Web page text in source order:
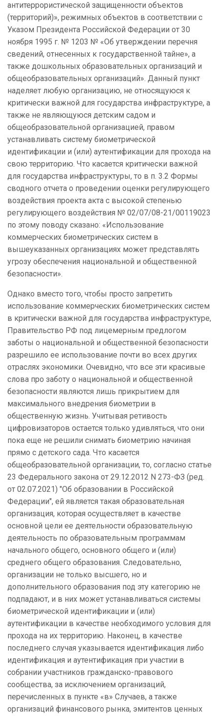
антитеррористической защищенности объектов
(территорий)», режимных объектов в соответствии с
Указом Президента Российской Федерации от 30
ноября 1995 г. № 1203 № «Об утверждении перечня
сведений, отнесенных к государственной тайне», а
также дошкольных образовательных организаций и
общеобразовательных организаций». Данный пункт
наделяет любую организацию, не относящуюся к
критически важной для государства инфраструктуре, а
также не являющуюся детским садом и
общеобразовательной организацией, правом
устанавливать систему биометрической
идентификации и (или) аутентификации для прохода на
свою территорию. Что касается критически важной
для государства инфраструктуры, то в п. 3.2 Формы
сводного отчета о проведении оценки регулирующего
воздействия проекта акта с высокой степенью
регулирующего воздействия № 02/07/08-21/00119023
по этому поводу сказано: «Использование
коммерческих биометрических систем в
вышеуказанных организациях может представлять
угрозу обеспечения национальной и общественной
безопасности».
Однако вместо того, чтобы просто запретить
использование коммерческих биометрических систем
в критически важной для государства инфраструктуре,
Правительство РФ под лицемерным предлогом
заботы о национальной и общественной безопасности
разрешило ее использование почти во всех других
отраслях экономики. Очевидно, что все эти красивые
слова про заботу о национальной и общественной
безопасности являются лишь прикрытием для
максимального внедрения биометрии в
общественную жизнь. Учитывая ретивость
цифровизаторов остается только удивляться, что они
пока еще не решили снимать биометрию начиная
прямо с детского сада. Что касается
общеобразовательной организации, то, согласно статье
23 Федерального закона от 29.12.2012 N 273-ФЗ (ред.
от 02.07.2021) "Об образовании в Российской
Федерации", ей является такая образовательная
организация, которая осуществляет в качестве
основной цели ее деятельности образовательную
деятельность по образовательным программам
начального общего, основного общего и (или)
среднего общего образования. Следовательно,
организации не только высшего, но и
дополнительного образования под эту категорию не
подпадают, и в них может устанавливаться системы
биометрической идентификации и (или)
аутентификации в качестве необходимого условия для
прохода на их территорию. Наконец, в качестве
последнего случая указывается идентификация либо
идентификация и аутентификация при участии в
собрании участников гражданско-правового
сообщества, за исключением организаций,
перечисленных в пункте «в» Случаев, а также
организаций финансового рынка, эмитентов ценных